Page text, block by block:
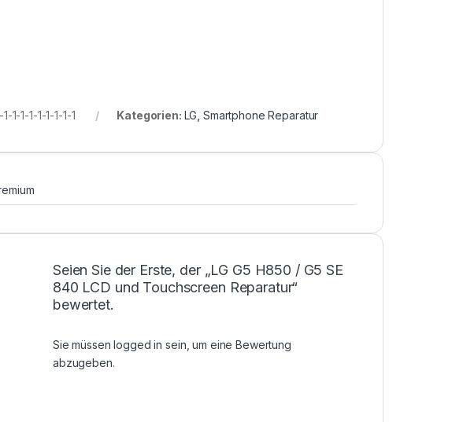
1-1-1-1-1-1-1-1 Kategorien: LG ,Smartphone Reparatur
Seien Sie der Erste, der „LG G5 H850 / G5 SE
840 LCD und Touchscreen Reparatur“
bewertet.
Sie müssenlogged in sein, um eine Bewertung
abzugeben.